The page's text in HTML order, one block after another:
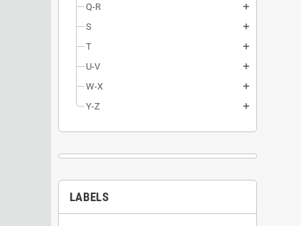
Q-R add
S add
T add
U-V add
W-X add
Y-Z add
LABELS